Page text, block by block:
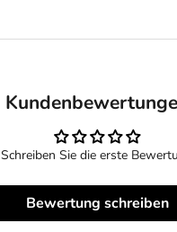
Schreiben Sie die erste
Bewertung schreiben